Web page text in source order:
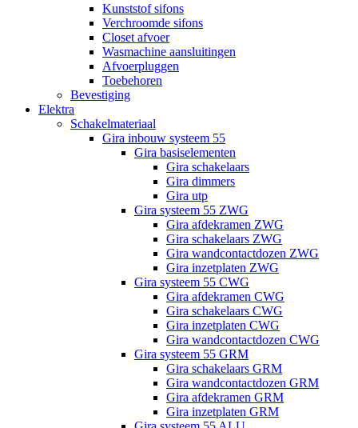
Kunststof sifons
Verchroomde sifons
Closet afvoer
Wasmachine aansluitingen
Afvoerpluggen
Toebehoren
Bevestiging
Elektra
Schakelmateriaal
Gira inbouw systeem 55
Gira basiselementen
Gira schakelaars
Gira dimmers
Gira utp
Gira systeem 55 ZWG
Gira afdekramen ZWG
Gira schakelaars ZWG
Gira wandcontactdozen ZWG
Gira inzetplaten ZWG
Gira systeem 55 CWG
Gira afdekramen CWG
Gira schakelaars CWG
Gira inzetplaten CWG
Gira wandcontactdozen CWG
Gira systeem 55 GRM
Gira schakelaars GRM
Gira wandcontactdozen GRM
Gira afdekramen GRM
Gira inzetplaten GRM